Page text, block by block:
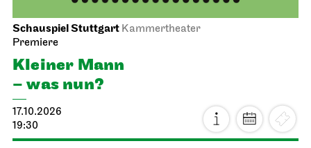
Schauspiel Stuttgart Kammertheater
Premiere
Kleiner Mann
– was nun?
17.10.2026
19:30